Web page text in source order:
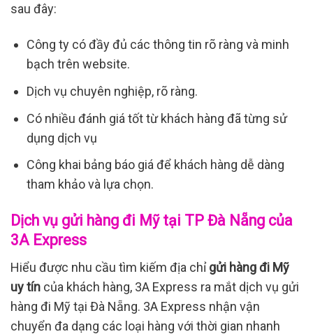
sau đây:
Công ty có đầy đủ các thông tin rõ ràng và minh
bạch trên website.
Dịch vụ chuyên nghiệp, rõ ràng.
Có nhiều đánh giá tốt từ khách hàng đã từng sử
dụng dịch vụ
Công khai bảng báo giá để khách hàng dễ dàng
tham khảo và lựa chọn.
Dịch vụ gửi hàng đi Mỹ tại TP Đà Nẵng của
3A Express
Hiểu được nhu cầu tìm kiếm địa chỉ gửi hàng đi Mỹ
uy tín của khách hàng, 3A Express ra mắt dịch vụ gửi
hàng đi Mỹ tại Đà Nẵng. 3A Express nhận vận
chuyển đa dạng các loại hàng với thời gian nhanh